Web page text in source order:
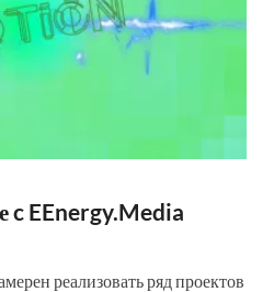
c EEnergy.Media
реализовать ряд проектов